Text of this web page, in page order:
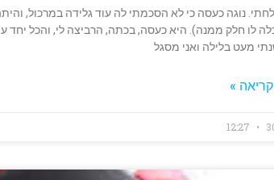
נוגה כעסה כי לא הסכמתי לה עוד גלידה במרכול,
לו חלק ממנה). היא כעסה, בכתה, הרביצה לי, והכל יחד עם
מעט בלילה ואני מסגל
»